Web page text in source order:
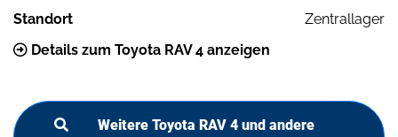
Standort
Zentrallager
Details zum Toyota RAV 4 anzeigen
Weitere Toyota RAV 4 und andere